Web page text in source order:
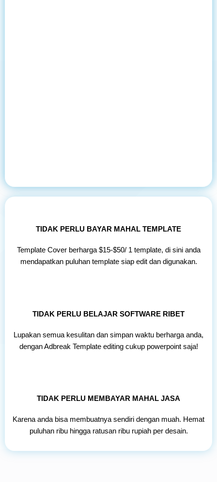
TIDAK PERLU BAYAR MAHAL TEMPLATE
Template Cover berharga $15-$50/ 1 template, di sini anda
mendapatkan puluhan template siap edit dan digunakan.
TIDAK PERLU BELAJAR SOFTWARE RIBET
Lupakan semua kesulitan dan simpan waktu berharga anda,
dengan Adbreak Template editing cukup powerpoint saja!
TIDAK PERLU MEMBAYAR MAHAL JASA
Karena anda bisa membuatnya sendiri dengan muah. Hemat
puluhan ribu hingga ratusan ribu rupiah per desain.